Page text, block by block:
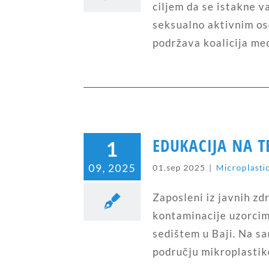
ciljem da se istakne
seksualno aktivnim
podržava koalicija
1
09, 2025
EDUKACIJA
01.sep 2025 |
Zaposleni iz javnih
kontaminacije
sedištem u Baji. Na
području